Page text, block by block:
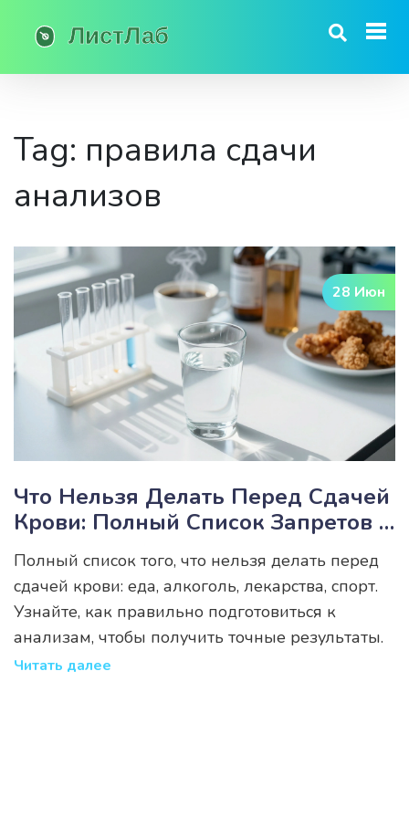
Tag: правила сдачи
анализов
28 Июн
Что Нельзя Делать Перед Сдачей
Крови: Полный Список Запретов И
Правил Подготовки
Полный список того, что нельзя делать перед
сдачей крови: еда, алкоголь, лекарства, спорт.
Узнайте, как правильно подготовиться к
анализам, чтобы получить точные результаты.
Читать далее